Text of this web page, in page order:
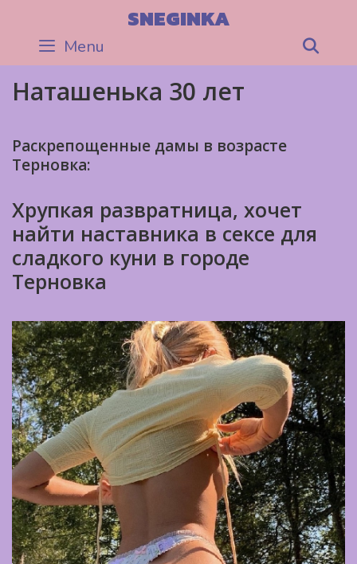
content
SNEGINKA
Menu
Наташенька 30 лет
Раскрепощенные дамы в возрасте
Терновка:
Хрупкая развратница, хочет
найти наставника в сексе для
сладкого куни в городе
Терновка